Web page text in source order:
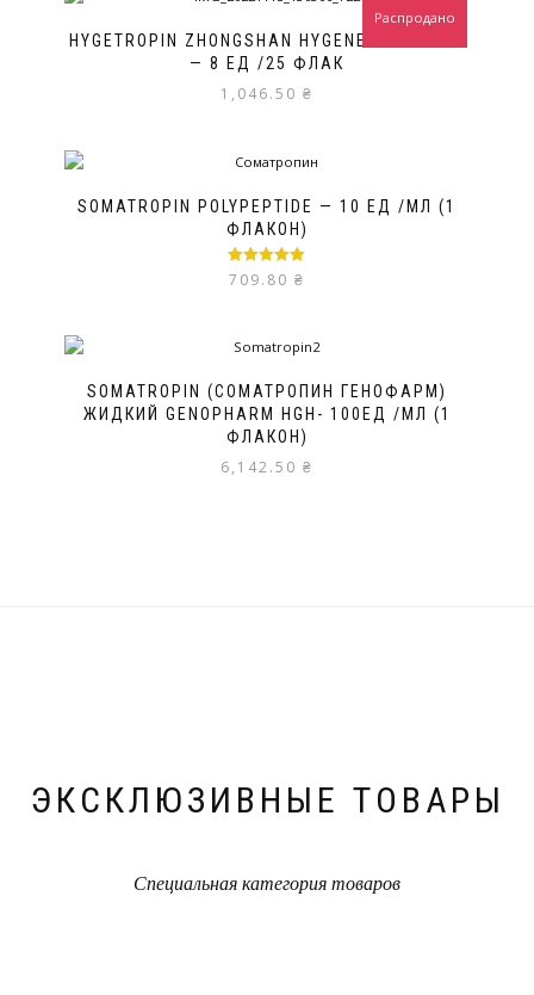
HYGETROPIN ZHONGSHAN HYGENE BIOPHARM
— 8 ЕД /25 ФЛАК
1,046.50 ₴
Распродано
SOMATROPIN POLYPEPTIDE — 10 ЕД /МЛ (1
ФЛАКОН)
Оценка 5.00
из 5
709.80 ₴
SOMATROPIN (СОМАТРОПИН ГЕНОФАРМ)
ЖИДКИЙ GENOPHARM HGH- 100ЕД /МЛ (1
ФЛАКОН)
6,142.50 ₴
ЭКСКЛЮЗИВНЫЕ ТОВАРЫ
Специальная категория товаров